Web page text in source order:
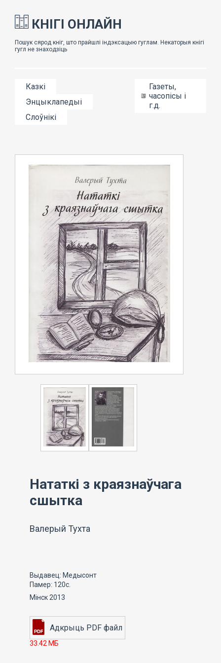
КНІГІ ОНЛАЙН
Казкі
Энцыклапедыі
Слоўнікі
Газеты,
часопісы і
г.д.
Нататкі з краязнаўчага
сшытка
Валерый Тухта
Выдавец: Медысонт
Памер: 120с.
Мінск 2013
33.42 МБ